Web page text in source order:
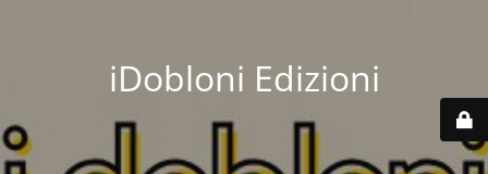
iDobloni Edizioni